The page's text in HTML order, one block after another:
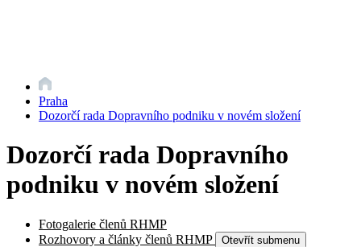
Praha
Dozorčí rada Dopravního podniku v novém složení
Dozorčí rada Dopravního
podniku v novém složení
Fotogalerie členů RHMP
Rozhovory a články členů RHMP
Otevřít submenu